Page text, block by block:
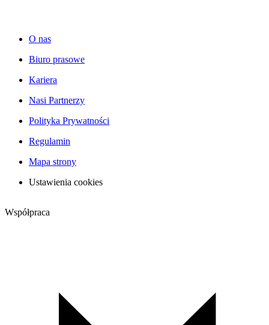
O nas
Biuro prasowe
Kariera
Nasi Partnerzy
Polityka Prywatności
Regulamin
Mapa strony
Ustawienia cookies
Współpraca